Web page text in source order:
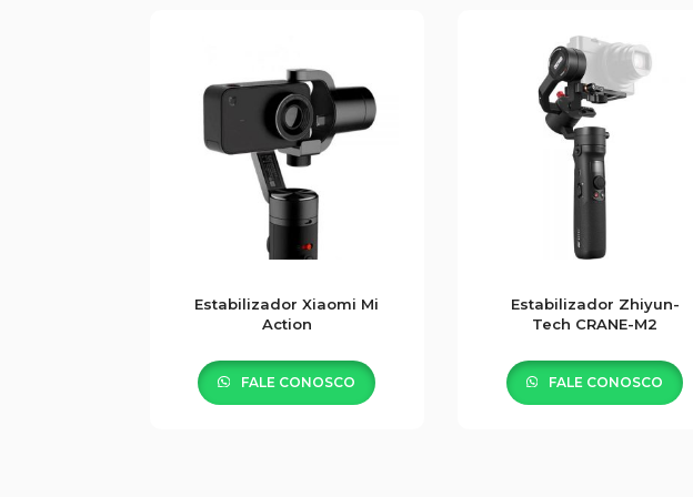
Estabilizador Xiaomi Mi
Action
FALE CONOSCO
Estabilizador Zhiyun-
Tech CRANE-M2
FALE CONOSCO